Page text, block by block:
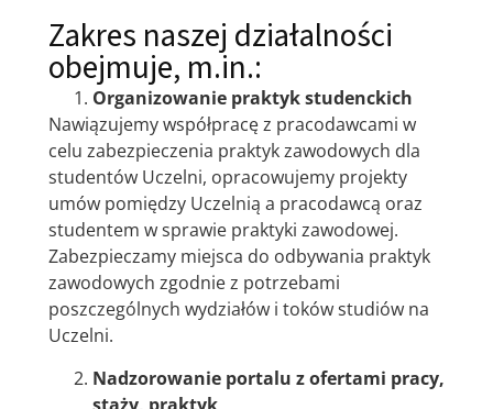
Zakres naszej działalności
obejmuje, m.in.:
Organizowanie praktyk studenckich
Nawiązujemy współpracę z pracodawcami w
celu zabezpieczenia praktyk zawodowych dla
studentów Uczelni, opracowujemy projekty
umów pomiędzy Uczelnią a pracodawcą oraz
studentem w sprawie praktyki zawodowej.
Zabezpieczamy miejsca do odbywania praktyk
zawodowych zgodnie z potrzebami
poszczególnych wydziałów i toków studiów na
Uczelni.
Nadzorowanie portalu z ofertami pracy,